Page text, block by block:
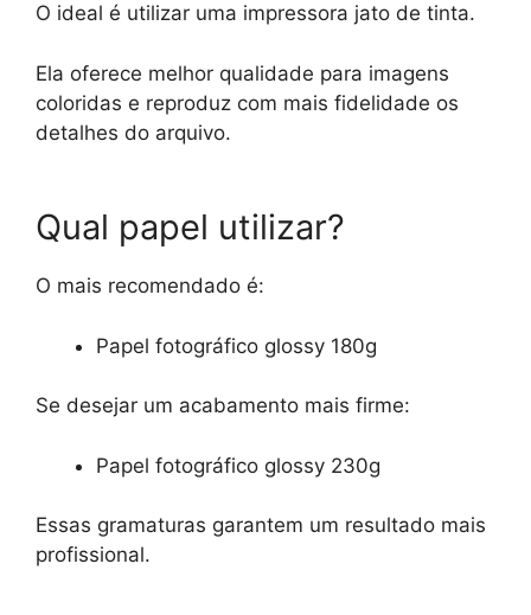
O ideal é utilizar uma impressora jato de tinta.
Ela oferece melhor qualidade para imagens
coloridas e reproduz com mais fidelidade os
detalhes do arquivo.
Qual papel utilizar?
O mais recomendado é:
Papel fotográfico glossy 180g
Se desejar um acabamento mais firme:
Papel fotográfico glossy 230g
Essas gramaturas garantem um resultado mais
profissional.